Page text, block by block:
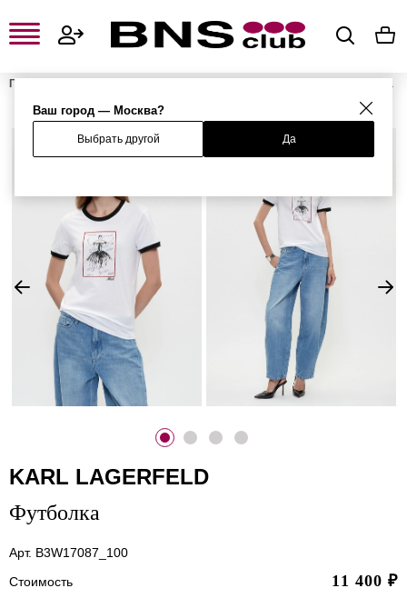
Ваш город — Москва?
Выбрать другой Да
Главная
Женская одежда
KARL LAGERFELD
Футболка
Арт. B3W17087_100
Стоимость
11 400 ₽